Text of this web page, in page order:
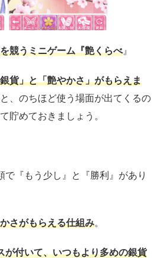
競うミニゲーム『艶くらべ』
貨」と「艶やかさ」がもらえま
、のちほど使う場面が出てくるの
貯めておきましょう。
で『もう少し』と『勝利』があり
さがもらえる仕組み。
が付いて、いつもより多めの銀貨